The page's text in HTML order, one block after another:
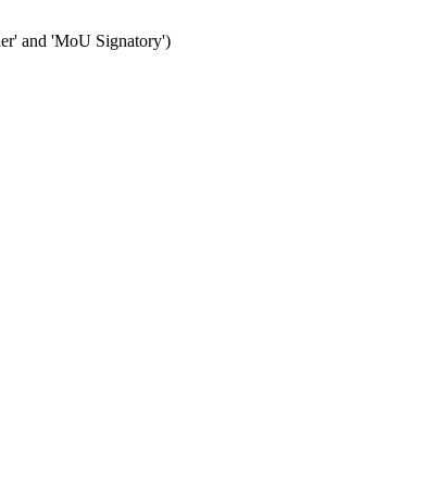
and 'MoU Signatory')